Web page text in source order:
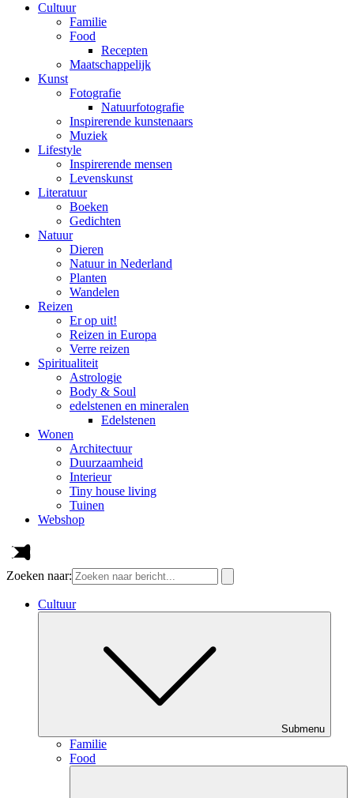
Cultuur
Familie
Food
Recepten
Maatschappelijk
Kunst
Fotografie
Natuurfotografie
Inspirerende kunstenaars
Muziek
Lifestyle
Inspirerende mensen
Levenskunst
Literatuur
Boeken
Gedichten
Natuur
Dieren
Natuur in Nederland
Planten
Wandelen
Reizen
Er op uit!
Reizen in Europa
Verre reizen
Spiritualiteit
Astrologie
Body & Soul
edelstenen en mineralen
Edelstenen
Wonen
Architectuur
Duurzaamheid
Interieur
Tiny house living
Tuinen
Webshop
Zoeken naar:
Cultuur
Submenu
Familie
Food